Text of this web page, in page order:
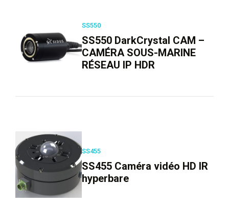
SS550
SS550 DarkCrystal CAM –
CAMÉRA SOUS-MARINE
RÉSEAU IP HDR
SS455
SS455 Caméra vidéo HD IR
hyperbare